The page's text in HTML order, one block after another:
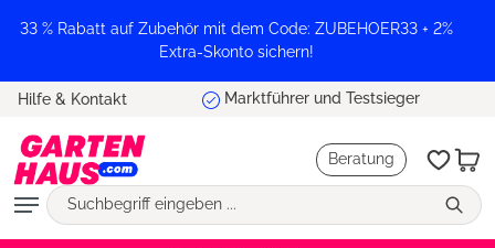
springen
33 % Rabatt auf Zubehör mit dem Code: ZUBEHOER33 + 2%
Extra-Skonto sichern!
Hilfe & Kontakt Marktführer und Testsieger
Beratung